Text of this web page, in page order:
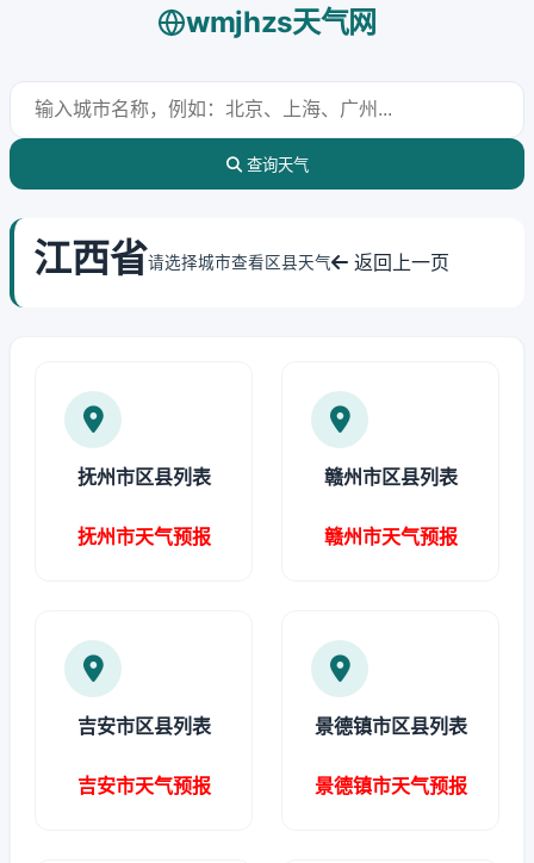
wmjhzs天气网
查询天气
江西省请选择城市查看区县天气 返回上一页
抚州市区县列表
抚州市天气预报
赣州市区县列表
赣州市天气预报
吉安市区县列表
吉安市天气预报
景德镇市区县列表
景德镇市天气预报